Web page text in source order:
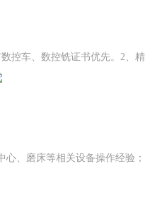
控车、数控铣证书优先。2、
心、磨床等相关设备操作经验